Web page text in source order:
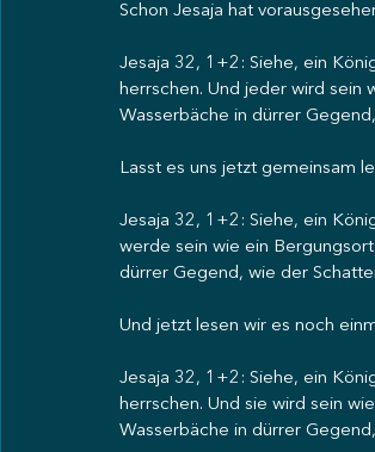
Schon Jesaja hat
Jesaja 32, 1+2: Siehe, ein
herrschen. Und jeder wird
Wasserbäche in dürrer
Lasst es uns jetzt gemeinsam
Jesaja 32, 1+2: Siehe, ein
werde sein wie ein
dürrer Gegend, wie der
Und jetzt lesen wir es noch
Jesaja 32, 1+2: Siehe, ein
herrschen. Und sie wird sein
Wasserbäche in dürrer